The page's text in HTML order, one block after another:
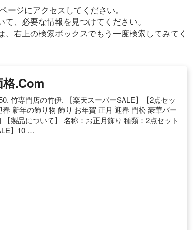
ページにアクセスしてください。
、必要な情報を見つけてください。
右上の検索ボックスでもう一度検索してみてく
格.com
竹専門店の竹伊. 【楽天スーパーSALE】【2点セッ
新年の飾り物 飾り お年賀 正月 迎春 門松 豪華バー
製品について】 名称：お正月飾り 種類：2点セット
】10 …